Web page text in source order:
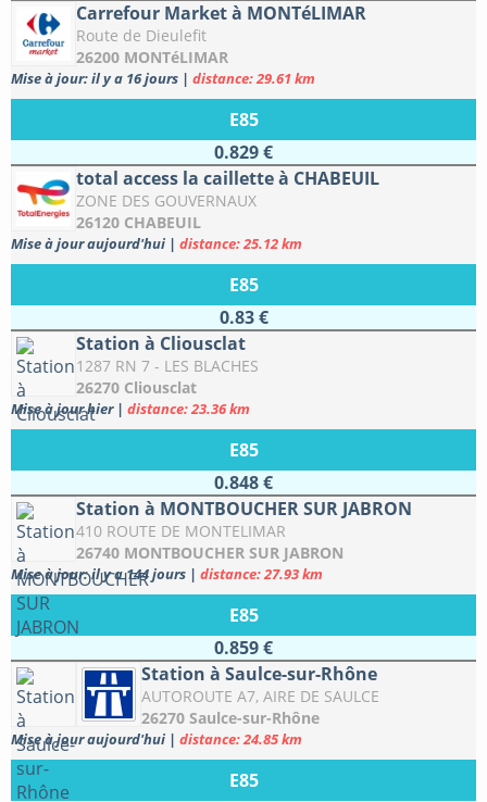
Carrefour Market à MONTéLIMAR
Route de Dieulefit
26200 MONTéLIMAR
Mise à jour: il y a 16 jours | distance: 29.61 km
E85
0.829 €
total access la caillette à CHABEUIL
ZONE DES GOUVERNAUX
26120 CHABEUIL
Mise à jour aujourd'hui | distance: 25.12 km
E85
0.83 €
Station à Cliousclat
1287 RN 7 - LES BLACHES
26270 Cliousclat
Mise à jour hier | distance: 23.36 km
E85
0.848 €
Station à MONTBOUCHER SUR JABRON
410 ROUTE DE MONTELIMAR
26740 MONTBOUCHER SUR JABRON
Mise à jour: il y a 144 jours | distance: 27.93 km
E85
0.859 €
Station à Saulce-sur-Rhône
AUTOROUTE A7, AIRE DE SAULCE
26270 Saulce-sur-Rhône
Mise à jour aujourd'hui | distance: 24.85 km
E85